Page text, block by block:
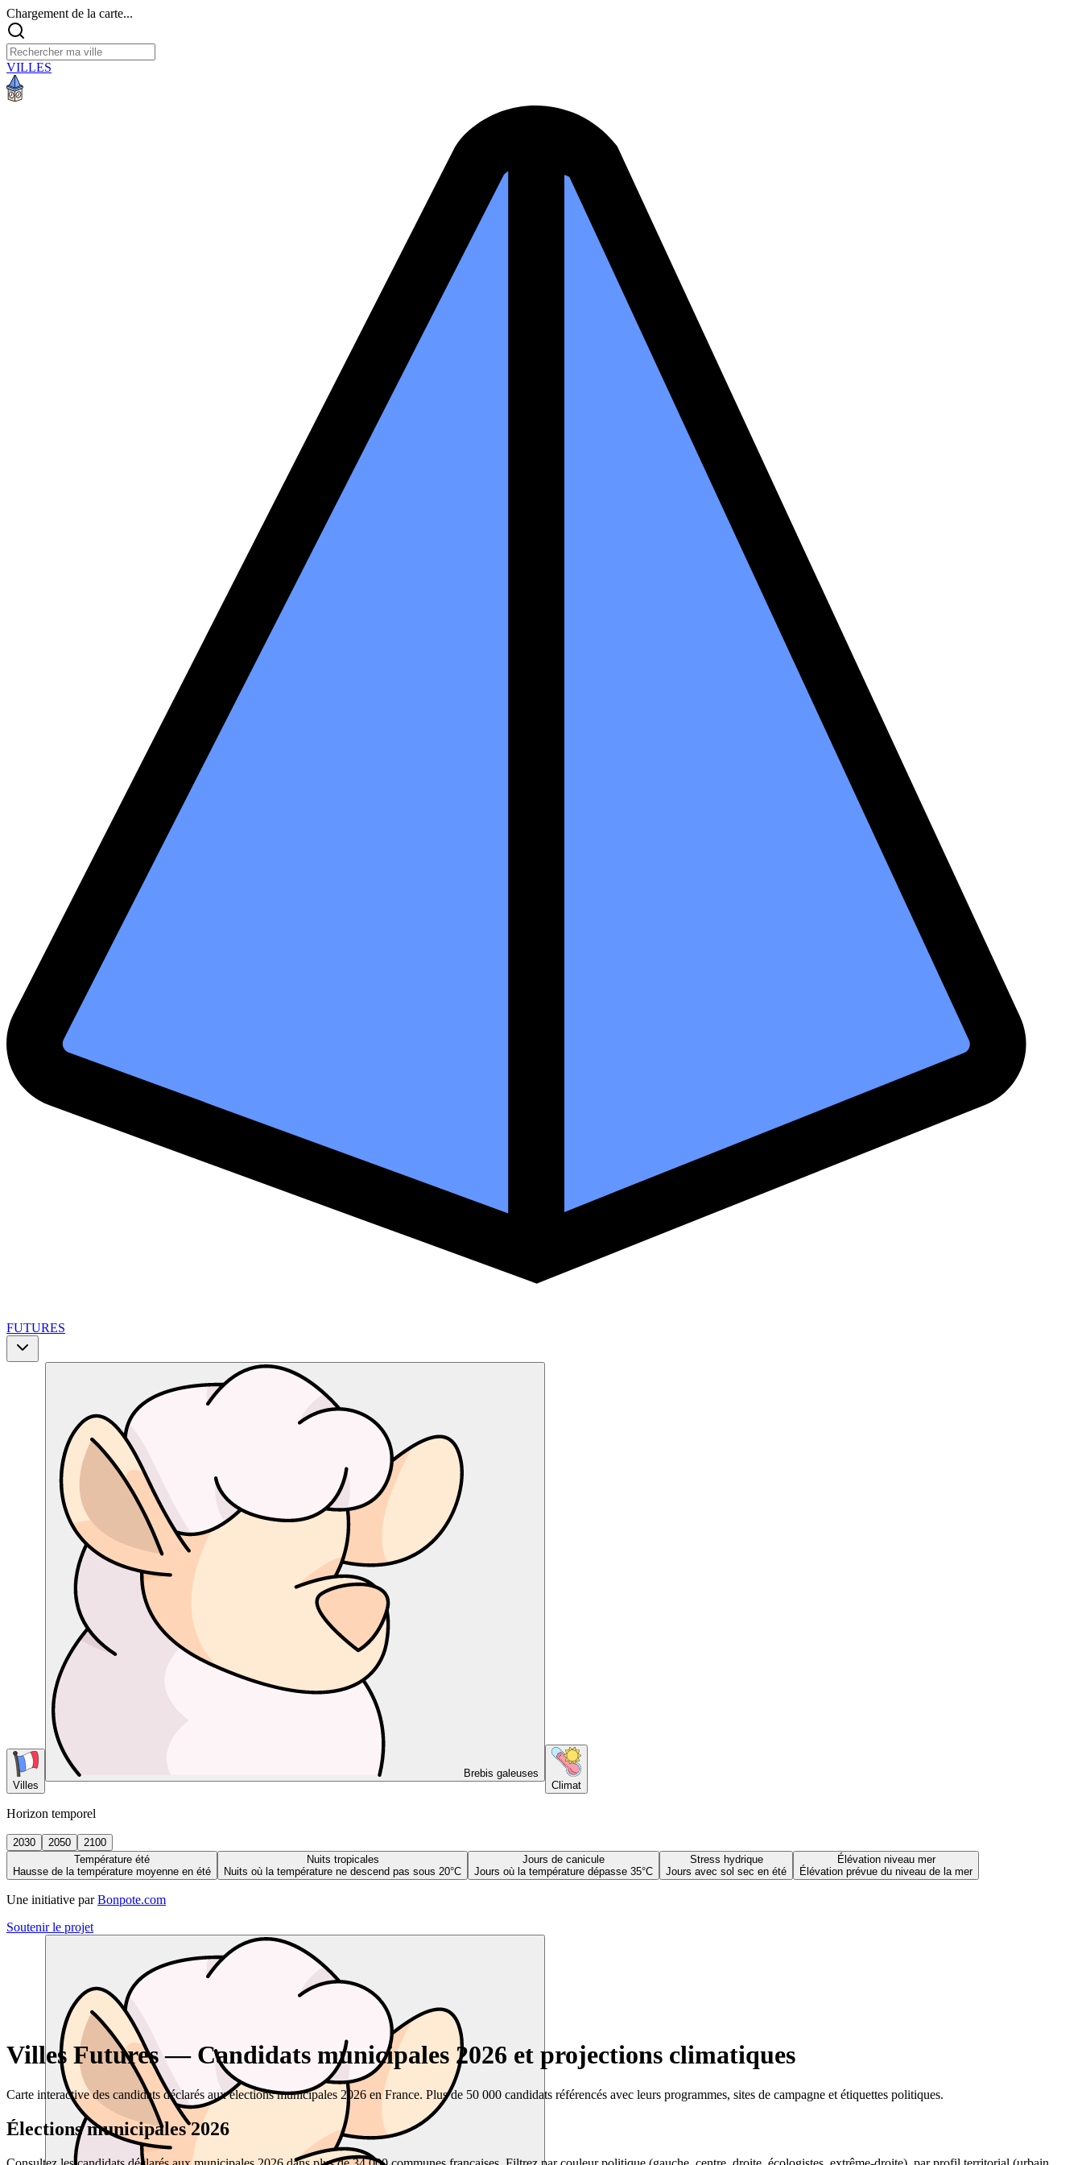
Chargement de la carte...
VILLES
FUTURES
Villes
Brebis galeuses
Climat
Horizon temporel
2030 2050
2100
Température été
Hausse de la température moyenne en été
Nuits tropicales
Nuits où la température ne descend pas sous 20°C
Jours de canicule
Jours où la température dépasse 35°C
Stress hydrique
Jours avec sol sec en été
Élévation niveau mer
Élévation prévue du niveau de la mer
Une initiative par Bonpote.com
Soutenir le projet
Villes Futures — Candidats municipales 2026 et projections climatiques
Carte interactive des candidats déclarés aux élections municipales 2026 en France. Plus de 50 000 candidats référencés avec leurs programmes, sites de campagne et étiquettes politiques.
Élections municipales 2026